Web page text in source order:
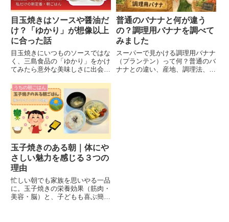
目玉焼きはソースや醤油だ
け？「ゆかり」が想像以上
に合った話
目玉焼きにいつものソースではな
く、三島食品の「ゆかり」をかけ
てみたら意外な美味しさに出会い
の朝ごはんと、広島の思い出を綴
ります。
普通のバナナと何が違う
の？調理用バナナを調べて
みました
スーパーで見かける調理用バナナ
（プランテン）って何？普通のバ
ナナとの違い、産地、調理法、そ
うちの朝ごはん
玉子焼きのある朝｜体にや
さしい魅力を感じる３つの
理由
忙しい朝でも家族を思いやる一品
に。玉子焼きの栄養効果（筋肉・
美容・脳）と、子どもも喜ぶ簡単